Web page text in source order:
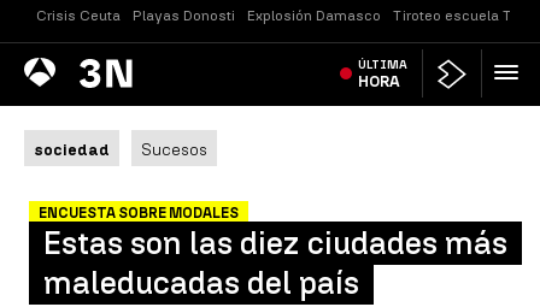
Crisis Ceuta Playas Donosti Explosión Damasco Tiroteo escuela
Antena
3 Noticias ÚLTIMA
HORA
sociedad Sucesos
ENCUESTA SOBRE MODALES
Estas son las diez ciudades más
maleducadas del país